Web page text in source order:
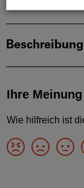
Beschreibung